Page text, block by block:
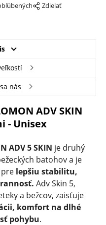
Zdielať
nás
ADV SKIN
- Unisex
ADV 5 SKIN je druhý
batohov a je
lepšiu stabilitu,
Adv Skin 5,
a bežcov, zaisťuje
komfort na dlhé
pohybu.